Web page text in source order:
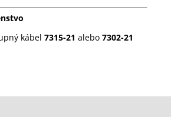
kábel 7315-21 alebo 7302-21